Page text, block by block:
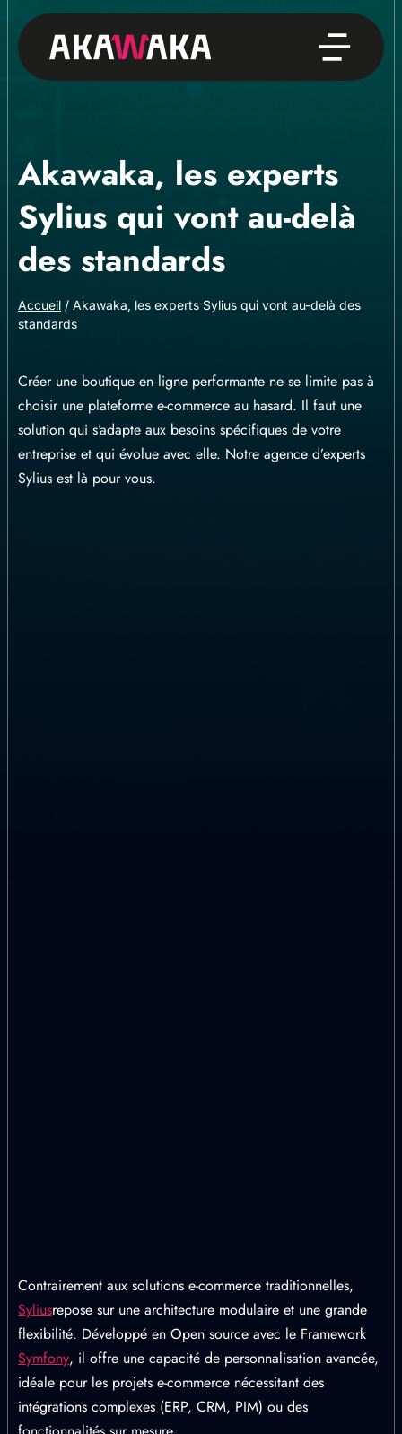
Akawaka, les experts
Sylius qui vont au-delà
des standards
Accueil / Akawaka, les experts Sylius qui vont au-delà des
standards
Créer une boutique en ligne performante ne se limite pas à
choisir une plateforme e-commerce au hasard. Il faut une
solution qui s’adapte aux besoins spécifiques de votre
entreprise et qui évolue avec elle. Notre agence d’experts
Sylius est là pour vous.
Contrairement aux solutions e-commerce traditionnelles,
Syliusrepose sur une architecture modulaire et une grande
flexibilité. Développé en Open source avec le Framework
Symfony, il offre une capacité de personnalisation avancée,
idéale pour les projets e-commerce nécessitant des
intégrations complexes (ERP, CRM, PIM) ou des